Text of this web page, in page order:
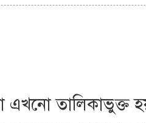
এখনো তালিকাভুক্ত